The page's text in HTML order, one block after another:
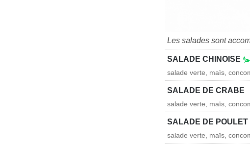
Les salades sont
SALADE CHINOISE
salade verte, maïs,
SALADE DE CRABE
salade verte, maïs,
SALADE DE POULET
salade verte, maïs,